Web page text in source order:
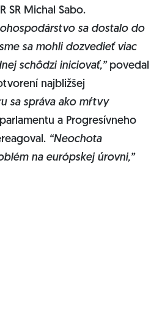
SR Michal Sabo.
sa dostalo do
sa mohli dozvedieť viac
schôdzi iniciovať,”povedal
najbližšej
sa správa ako mŕtvy
a Progresívneho
“Neochota
na európskej úrovni,”